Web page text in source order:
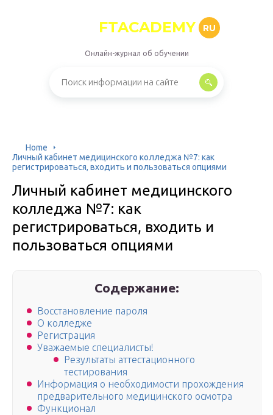
FTACADEMY RU
Онлайн-журнал об обучении
Home
Личный кабинет медицинского колледжа №7: как
регистрироваться, входить и пользоваться опциями
Личный кабинет медицинского
колледжа №7: как
регистрироваться, входить и
пользоваться опциями
Содержание:
Восстановление пароля
О колледже
Регистрация
Уважаемые специалисты!
Результаты аттестационного
тестирования
Информация о необходимости прохождения
предварительного медицинского осмотра
Функционал